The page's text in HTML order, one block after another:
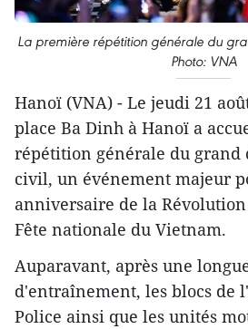
La première répétition générale du
Photo: VNA
Hanoï (VNA) - Le jeudi 21
place Ba Dinh à Hanoï a
répétition générale du
civil, un événement majeur
anniversaire de la
Fête nationale du Vietnam.
Auparavant, après une
d'entraînement, les blocs de
Police ainsi que les unités